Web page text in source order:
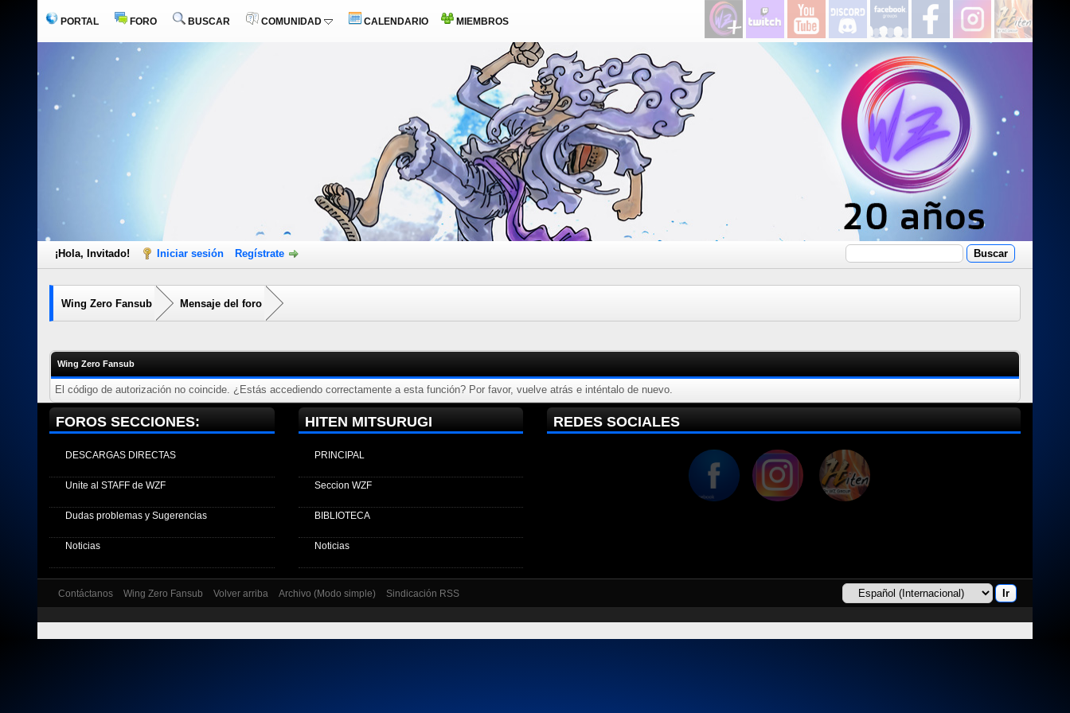
PORTAL FORO BUSCAR COMUNIDAD CALENDARIO MIEMBROS
¡Hola, Invitado! Iniciar sesión Regístrate
Wing Zero Fansub Mensaje del foro
Wing Zero Fansub
El código de autorización no coincide. ¿Estás accediendo correctamente a esta función? Por favor, vuelve atrás e inténtalo de nuevo.
FOROS SECCIONES:
DESCARGAS DIRECTAS
Unite al STAFF de WZF
Dudas problemas y Sugerencias
Noticias
HITEN MITSURUGI
PRINCIPAL
Seccion WZF
BIBLIOTECA
Noticias
REDES SOCIALES
Contáctanos Wing Zero Fansub Volver arriba Archivo (Modo simple) Sindicación RSS